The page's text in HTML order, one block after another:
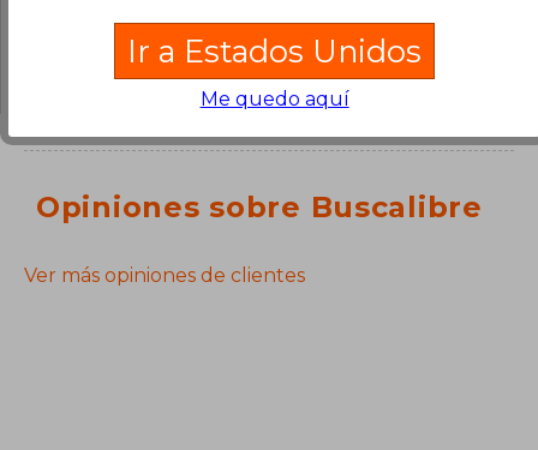
¿Tienes una pregunta sobre el libro?Inicia
para poder agregar tu propia pregunta.
Opiniones sobre Buscalibre
Ver más opiniones de clientes
Ir a Estados Unidos
Me quedo aquí